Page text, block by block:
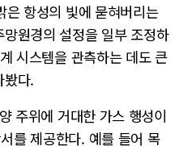
항성의 빛에 묻혀버리는
원경의 설정을 일부 조정하
시스템을 관측하는 데도 큰
봤다.
주위에 거대한 가스 행성이
를 제공한다. 예를 들어 목